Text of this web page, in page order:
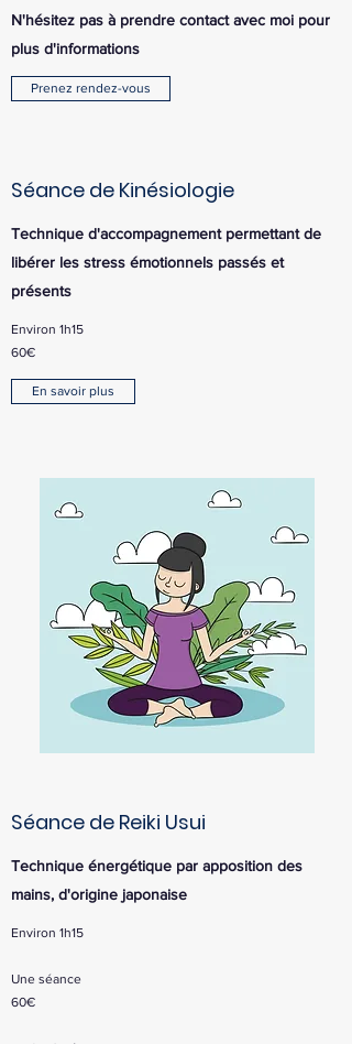
N'hésitez pas à prendre contact avec moi pour
plus d'informations
Prenez rendez-vous
Séance de Kinésiologie
Technique d'accompagnement permettant de
libérer les stress émotionnels passés et
présents
Environ 1h15
60€
En savoir plus
Séance de Reiki Usui
Technique énergétique par apposition des
mains, d'origine japonaise
Environ 1h15
Une séance
60€